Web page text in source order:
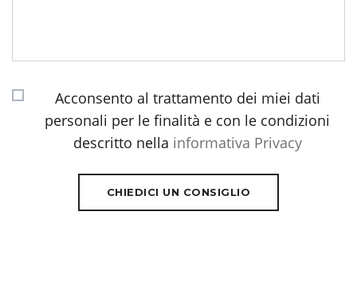
Acconsento al trattamento dei miei dati
personali per le finalità e con le condizioni
descritto nella informativa Privacy
CHIEDICI UN CONSIGLIO